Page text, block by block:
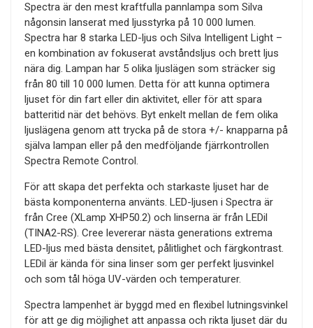
Spectra är den mest kraftfulla pannlampa som Silva
någonsin lanserat med ljusstyrka på 10 000 lumen.
Spectra har 8 starka LED-ljus och Silva Intelligent Light –
en kombination av fokuserat avståndsljus och brett ljus
nära dig. Lampan har 5 olika ljuslägen som sträcker sig
från 80 till 10 000 lumen. Detta för att kunna optimera
ljuset för din fart eller din aktivitet, eller för att spara
batteritid när det behövs. Byt enkelt mellan de fem olika
ljuslägena genom att trycka på de stora +/- knapparna på
själva lampan eller på den medföljande fjärrkontrollen
Spectra Remote Control.
För att skapa det perfekta och starkaste ljuset har de
bästa komponenterna använts. LED-ljusen i Spectra är
från Cree (XLamp XHP50.2) och linserna är från LEDil
(TINA2-RS). Cree levererar nästa generations extrema
LED-ljus med bästa densitet, pålitlighet och färgkontrast.
LEDil är kända för sina linser som ger perfekt ljusvinkel
och som tål höga UV-värden och temperaturer.
Spectra lampenhet är byggd med en flexibel lutningsvinkel
för att ge dig möjlighet att anpassa och rikta ljuset där du